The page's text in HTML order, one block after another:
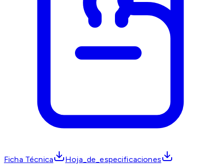
Ficha Técnica
Hoja_de_especificaciones